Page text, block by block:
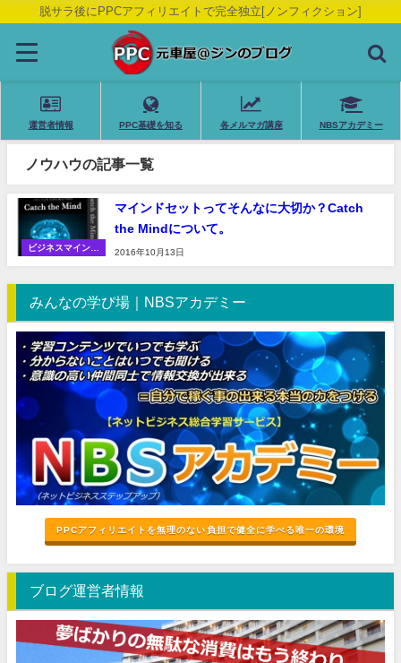
脱サラ後にPPCアフィリエイトで完全独立[ノンフィクション]
運営者情報 PPC基礎を知る 各メルマガ講座 NBSアカデミー
ノウハウの記事一覧
ビジネスマインド
マインドセットってそんなに大切か？Catch
the Mindについて。
2016年10月13日
みんなの学び場｜NBSアカデミー
PPCアフィリエイトを無理のない負担で健全に学べる唯一の環境
ブログ運営者情報